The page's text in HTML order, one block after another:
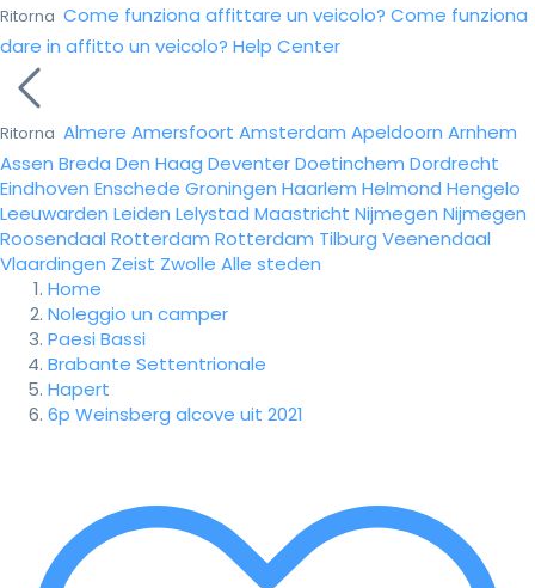
Ritorna Come funziona affittare un veicolo? Come funziona
dare in affitto un veicolo? Help Center
Ritorna Almere Amersfoort Amsterdam Apeldoorn Arnhem
Assen Breda Den Haag DeventerDoetinchem Dordrecht
Eindhoven Enschede Groningen Haarlem Helmond Hengelo
Leeuwarden Leiden Lelystad Maastricht Nijmegen Nijmegen
Roosendaal Rotterdam Rotterdam Tilburg Veenendaal
Vlaardingen Zeist Zwolle Alle steden
Home
Noleggio un camper
Paesi Bassi
Brabante Settentrionale
Hapert
6p Weinsberg alcove uit 2021